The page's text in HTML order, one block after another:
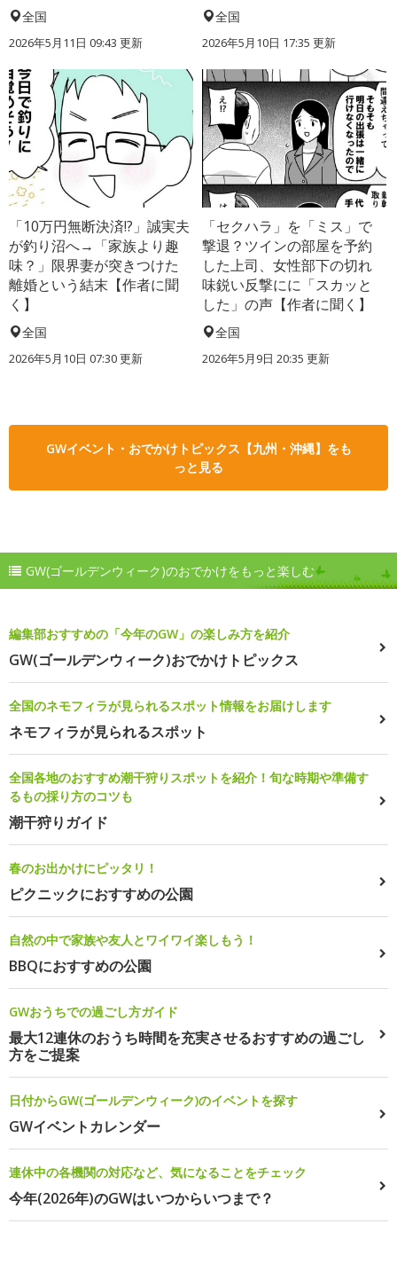
全国
2026年5月11日 09:43 更新
全国
2026年5月10日 17:35 更新
「10万円無断決済!?」誠実夫
が釣り沼へ→「家族より趣
味？」限界妻が突きつけた
離婚という結末【作者に聞
く】
全国
2026年5月10日 07:30 更新
「セクハラ」を「ミス」で
撃退？ツインの部屋を予約
した上司、女性部下の切れ
味鋭い反撃にに「スカッと
した」の声【作者に聞く】
全国
2026年5月9日 20:35 更新
GWイベント・おでかけトピックス【九州・沖縄】をも
っと見る
GW(ゴールデンウィーク)のおでかけをもっと楽しむ
編集部おすすめの「今年のGW」の楽しみ方を紹介
GW(ゴールデンウィーク)おでかけトピックス
全国のネモフィラが見られるスポット情報をお届けします
ネモフィラが見られるスポット
全国各地のおすすめ潮干狩りスポットを紹介！旬な時期や準備す
るもの採り方のコツも
潮干狩りガイド
春のお出かけにピッタリ！
ピクニックにおすすめの公園
自然の中で家族や友人とワイワイ楽しもう！
BBQにおすすめの公園
GWおうちでの過ごし方ガイド
最大12連休のおうち時間を充実させるおすすめの過ごし
方をご提案
日付からGW(ゴールデンウィーク)のイベントを探す
GWイベントカレンダー
連休中の各機関の対応など、気になることをチェック
今年(2026年)のGWはいつからいつまで？